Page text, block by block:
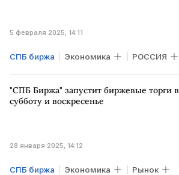
5 февраля 2025, 14:11
СПБ биржа Экономика РОССИЯ
"СПБ Биржа" запустит биржевые торги в
субботу и воскресенье
28 января 2025, 14:12
СПБ биржа Экономика Рынок